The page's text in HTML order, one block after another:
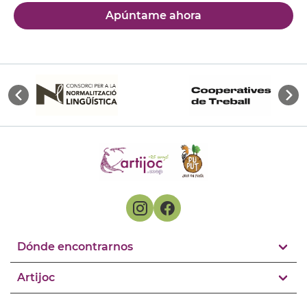
Apúntame ahora
Dónde encontrarnos
Artijoc